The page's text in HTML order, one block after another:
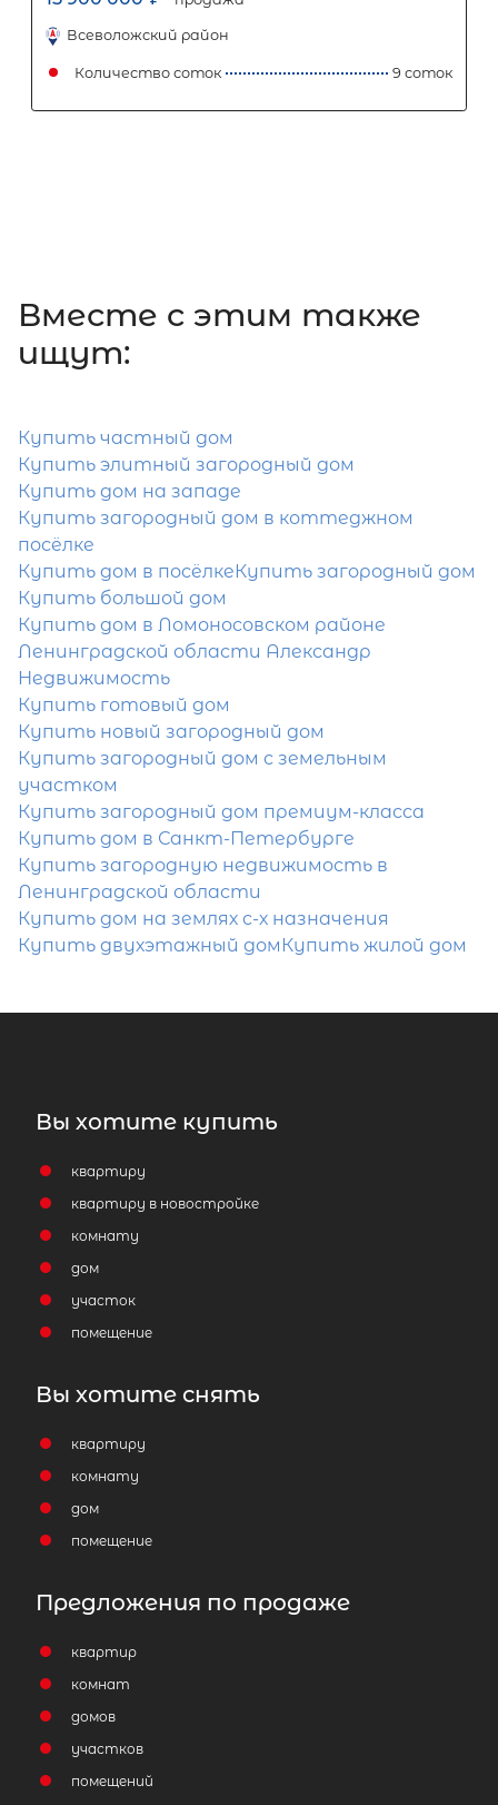
15 500 000
Количество соток
Затрудняетесь с выбором?
Мы поможем подобрать
Отправить заявку
Жилой дом площадью 159 м
муниципальный округ, деревня
Ивановка, 2-й Полевой переулок, 6
16 700 000
Количество соток
Вместе c этим также
ищут:
Купить частный дом
Купить элитный загородный дом
Купить дом на западе
Купить загородный дом в коттеджном
посёлке
Купить дом в посёлке Купить загородный дом
Купить большой дом
Купить дом в Ломоносовском районе
Ленинградской области Александр
Недвижимость
Купить готовый дом
Купить новый загородный дом
Купить загородный дом с земельным
участком
Купить загородный дом премиум-класса
Купить дом в Санкт-Петербурге
Купить загородную недвижимость в
Ленинградской области
Купить дом на землях с-х назначения
Купить двухэтажный дом Купить жилой дом
Вы хотите купить
квартиру
квартиру в новостройке
комнату
дом
участок
помещение
Вы хотите снять
квартиру
комнату
дом
помещение
Предложения по продаже
квартир
комнат
домов
участков
помещений